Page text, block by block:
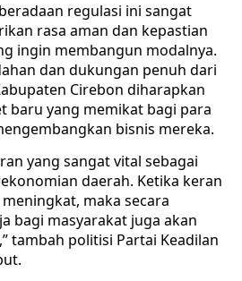
regulasi ini sangat
rasa aman dan kepastian
ingin membangun modalnya.
dan dukungan penuh dari
Cirebon diharapkan
baru yang memikat bagi para
bisnis mereka.
yang sangat vital sebagai
daerah. Ketika keran
maka secara
bagi masyarakat juga akan
tambah politisi Partai Keadilan